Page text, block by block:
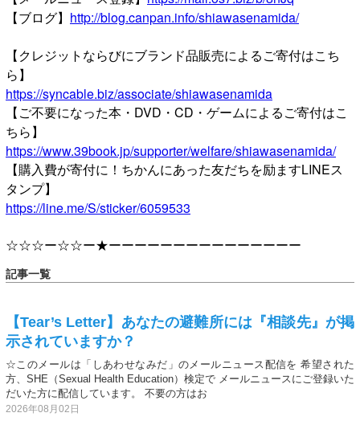
【ブログ】 http://blog.canpan.info/shiawasenamida/
【クレジットならびにブランド品販売によるご寄付はこち
ら】
https://syncable.biz/associate/shiawasenamida
【ご不要になった本・DVD・CD・ゲームによるご寄付はこ
ちら】
https://www.39book.jp/supporter/welfare/shiawasenamida/
【購入費が寄付に！ちかんにあった友だちを励ますLINEス
タンプ】
https://line.me/S/sticker/6059533
☆☆☆ー☆☆ー★ーーーーーーーーーーーーーーー
記事一覧
【Tear’s Letter】あなたの避難所には『相談先』が掲
示されていますか？
☆このメールは「しあわせなみだ」のメールニュース配信を 希望された
方、SHE（Sexual Health Education）検定で メールニュースにご登録いた
だいた方に配信しています。 不要の方はお
2026年08月02日